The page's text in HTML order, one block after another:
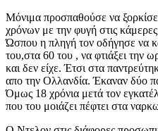
Μόνιμα προσπαθούσε να
χρόνων με την φυγή στις
Ώσπου η πληγή τον οδήγησε να
του,στα 60 του , να φτιάξει την
και δεν είχε. Έτσι στα
απο την Ολλανδία. Έκαναν δύο
Όμως 18 χρόνια μετά τον
που του μοιάζει πέφτει στα